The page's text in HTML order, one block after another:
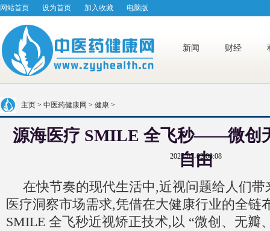
网站首页 设为首页 加入收藏 电脑版
新闻 财经
主页 > 中医药健康网 > 健康 >
源海医疗 SMILE 全飞秒——微创
自由
2025-07-02 08:08
在快节奏的现代生活中,近视问题给人们
医疗洞察市场需求,凭借在大健康行业的全链
SMILE 全飞秒近视矫正技术,以 “微创、无瓣